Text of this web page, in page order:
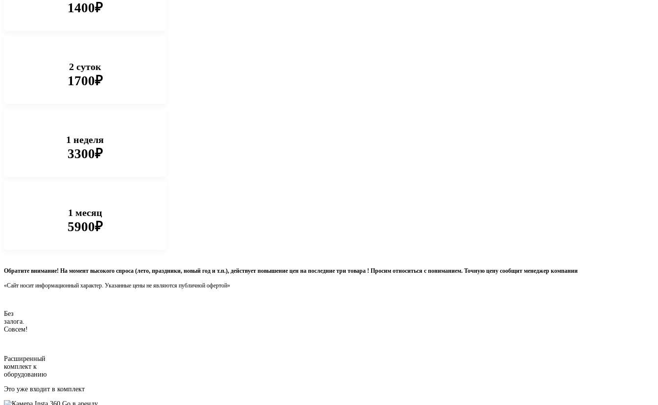
1400₽
2 суток
1700₽
1 неделя
3300₽
1 месяц
5900₽
Обратите внимание! На момент высокого спроса (лето, праздники, новый год и т.п.), действует повышение цен на последние три товара ! Просим относиться с пониманием. Точную цену сообщит менеджер компании
«Сайт носит информационный характер. Указанные цены не являются публичной офертой»
Без
залога.
Совсем!
Расширенный
комплект к
оборудованию
Это уже входит в комплект